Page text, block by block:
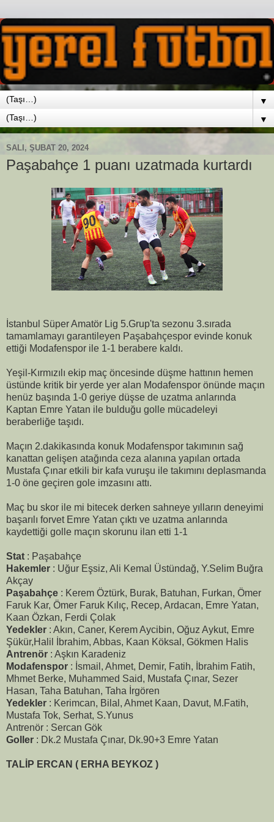
▼
▼
SALI, ŞUBAT 20, 2024
Paşabahçe 1 puanı uzatmada kurtardı
İstanbul Süper Amatör Lig 5.Grup'ta sezonu 3.sırada
tamamlamayı garantileyen Paşabahçespor evinde konuk
ettiği Modafenspor ile 1-1 berabere kaldı.
Yeşil-Kırmızılı ekip maç öncesinde düşme hattının hemen
üstünde kritik bir yerde yer alan Modafenspor önünde maçın
henüz başında 1-0 geriye düşse de uzatma anlarında
Kaptan Emre Yatan ile bulduğu golle mücadeleyi
beraberliğe taşıdı.
Maçın 2.dakikasında konuk Modafenspor takımının sağ
kanattan gelişen atağında ceza alanına yapılan ortada
Mustafa Çınar etkili bir kafa vuruşu ile takımını deplasmanda
1-0 öne geçiren gole imzasını attı.
Maç bu skor ile mi bitecek derken sahneye yılların deneyimi
başarılı forvet Emre Yatan çıktı ve uzatma anlarında
kaydettiği golle maçın skorunu ilan etti 1-1
Stat : Paşabahçe
Hakemler : Uğur Eşsiz, Ali Kemal Üstündağ, Y.Selim Buğra
Akçay
Paşabahçe : Kerem Öztürk, Burak, Batuhan, Furkan, Ömer
Faruk Kar, Ömer Faruk Kılıç, Recep, Ardacan, Emre Yatan,
Kaan Özkan, Ferdi Çolak
Yedekler : Akın, Caner, Kerem Aycibin, Oğuz Aykut, Emre
Şükür,Halil İbrahim, Abbas, Kaan Köksal, Gökmen Halis
Antrenör : Aşkın Karadeniz
Modafenspor : İsmail, Ahmet, Demir, Fatih, İbrahim Fatih,
Mhmet Berke, Muhammed Said, Mustafa Çınar, Sezer
Hasan, Taha Batuhan, Taha İrgören
Yedekler : Kerimcan, Bilal, Ahmet Kaan, Davut, M.Fatih,
Mustafa Tok, Serhat, S.Yunus
Antrenör : Sercan Gök
Goller : Dk.2 Mustafa Çınar, Dk.90+3 Emre Yatan
TALİP ERCAN ( ERHA BEYKOZ )